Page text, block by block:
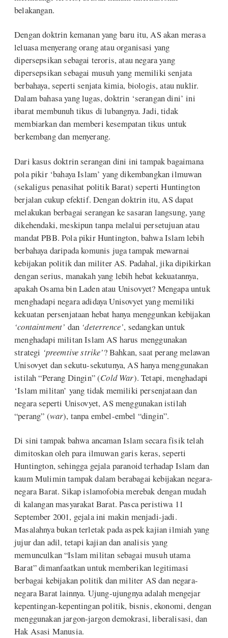
belakangan.
Dengan doktrin kemanan yang baru itu, AS akan merasa
leluasa menyerang orang atau organisasi yang
dipersepsikan sebagai teroris, atau negara yang
dipersepsikan sebagai musuh yang memiliki senjata
berbahaya, seperti senjata kimia, biologis, atau nuklir.
Dalam bahasa yang lugas, doktrin ‘serangan dini’ ini
ibarat membunuh tikus di lubangnya. Jadi, tidak
membiarkan dan memberi kesempatan tikus untuk
berkembang dan menyerang.
Dari kasus doktrin serangan dini ini tampak bagaimana
pola pikir ‘bahaya Islam’ yang dikembangkan ilmuwan
(sekaligus penasihat politik Barat) seperti Huntington
berjalan cukup efektif. Dengan doktrin itu, AS dapat
melakukan berbagai serangan ke sasaran langsung, yang
dikehendaki, meskipun tanpa melalui persetujuan atau
mandat PBB. Pola pikir Huntington, bahwa Islam lebih
berbahaya daripada komunis juga tampak mewarnai
kebijakan politik dan militer AS. Padahal, jika dipikirkan
dengan serius, manakah yang lebih hebat kekuatannya,
apakah Osama bin Laden atau Unisovyet? Mengapa untuk
menghadapi negara adidaya Unisovyet yang memiliki
kekuatan persenjataan hebat hanya menggunkan kebijakan
‘containtment’ dan ‘deterrence’, sedangkan untuk
menghadapi militan Islam AS harus menggunakan
strategi ‘preemtive strike’? Bahkan, saat perang melawan
Unisovyet dan sekutu-sekutunya, AS hanya menggunakan
istilah “Perang Dingin” (Cold War). Tetapi, menghadapi
‘Islam militan’ yang tidak memiliki persenjataan dan
negara seperti Unisovyet, AS menggunakan istilah
“perang” (war), tanpa embel-embel “dingin”.
Di sini tampak bahwa ancaman Islam secara fisik telah
dimitoskan oleh para ilmuwan garis keras, seperti
Huntington, sehingga gejala paranoid terhadap Islam dan
kaum Mulimin tampak dalam berabagai kebijakan negara-
negara Barat. Sikap islamofobia merebak dengan mudah
di kalangan masyarakat Barat. Pasca peristiwa 11
September 2001, gejala ini makin menjadi-jadi.
Masalahnya bukan terletak pada aspek kajian ilmiah yang
jujur dan adil, tetapi kajian dan analisis yang
memunculkan “Islam militan sebagai musuh utama
Barat” dimanfaatkan untuk memberikan legitimasi
berbagai kebijakan politik dan militer AS dan negara-
negara Barat lainnya. Ujung-ujungnya adalah mengejar
kepentingan-kepentingan politik, bisnis, ekonomi, dengan
menggunakan jargon-jargon demokrasi, liberalisasi, dan
Hak Asasi Manusia.